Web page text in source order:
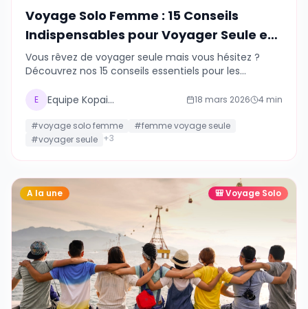
Voyage Solo Femme : 15 Conseils
Indispensables pour Voyager Seule en
Toute Sécurité
Vous rêvez de voyager seule mais vous hésitez ?
Découvrez nos 15 conseils essentiels pour les
budget et comment trouver une compagne de
E Equipe Kopains 18 mars 2026 4 min
#voyage solo femme #femme voyage seule
#voyager seule +3
A la une 🎒Voyage Solo